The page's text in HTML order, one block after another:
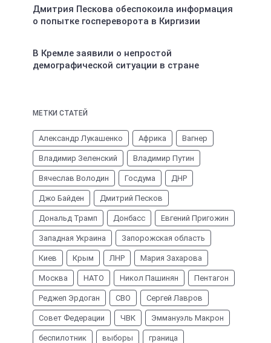
Дмитрия Пескова обеспокоила информация
о попытке госпереворота в Киргизии
В Кремле заявили о непростой
демографической ситуации в стране
МЕТКИ СТАТЕЙ
Александр Лукашенко Африка Вагнер
Владимир Зеленский Владимир Путин
Вячеслав Володин Госдума ДНР
Джо Байден Дмитрий Песков
Дональд Трамп Донбасс Евгений Пригожин
Западная Украина Запорожская область
Киев Крым ЛНР Мария Захарова
Москва НАТО Никол Пашинян Пентагон
Реджеп Эрдоган СВО Сергей Лавров
Совет Федерации ЧВК Эммануэль Макрон
беспилотник выборы граница